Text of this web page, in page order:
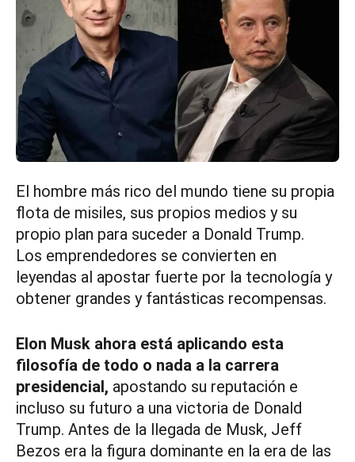
El hombre más rico del mundo tiene su propia
flota de misiles, sus propios medios y su
propio plan para suceder a Donald Trump.
Los emprendedores se convierten en
leyendas al apostar fuerte por la tecnología y
obtener grandes y fantásticas recompensas.
Elon Musk ahora está aplicando esta
filosofía de todo o nada a la carrera
presidencial, apostando su reputación e
incluso su futuro a una victoria de Donald
Trump. Antes de la llegada de Musk, Jeff
Bezos era la figura dominante en la era de las